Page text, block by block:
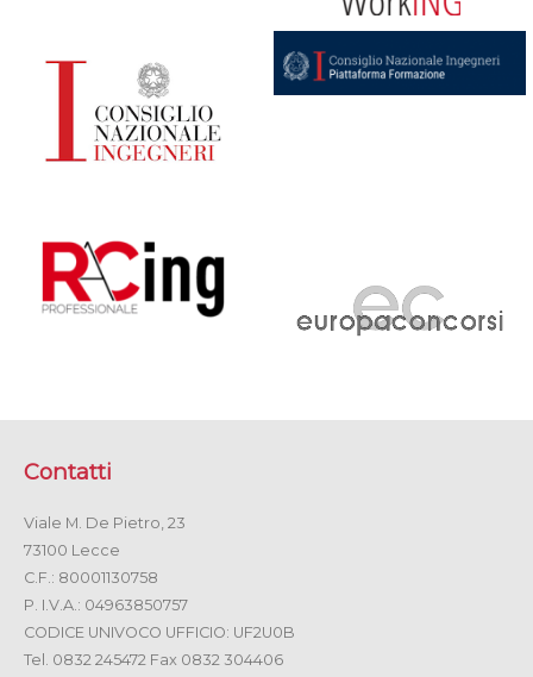
Contatti
Viale M. De Pietro, 23
73100 Lecce
C.F.: 80001130758
P. I.V.A.: 04963850757
CODICE UNIVOCO UFFICIO: UF2U0B
Tel. 0832 245472 Fax 0832 304406